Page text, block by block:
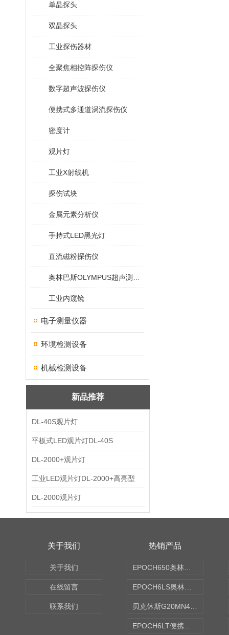
单晶探头
双晶探头
工业探伤器材
全聚焦相控阵探伤仪
数字超声波探伤仪
便携式多通道涡流探伤仪
密度计
观片灯
工业X射线机
探伤试块
金属元素分析仪
手持式LED黑光灯
直流磁粉探伤仪
工业内窥镜
电子测量仪器
环境检测设备
机械检测设备
新品推荐
DL-40S观片灯
平板式LED观片灯DL-40S
DL-2000+观片灯
工业LED观片灯DL-2000+高亮型
DL-2000观片灯
关于我们
关于我们
在线留言
联系我们
热销产品